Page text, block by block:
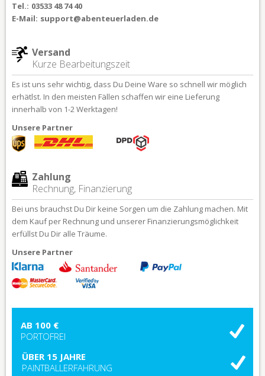
Tel.: 03533 48 74 40
E-Mail: support@abenteuerladen.de
Versand
Kurze Bearbeitungszeit
Es ist uns sehr wichtig, dass Du Deine Ware so schnell wir möglich
erhätlst. In den meisten Fällen schaffen wir eine Lieferung
innerhalb von 1-2 Werktagen!
Unsere Partner
Zahlung
Rechnung, Finanzierung
Bei uns brauchst Du Dir keine Sorgen um die Zahlung machen. Mit
dem Kauf per Rechnung und unserer Finanzierungsmöglichkeit
erfüllst Du Dir alle Träume.
Unsere Partner
AB 100 €
PORTOFREI
ÜBER 15 JAHRE
PAINTBALLERFAHRUNG